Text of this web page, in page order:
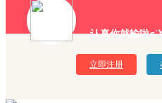
认真你就输啦
立即注册